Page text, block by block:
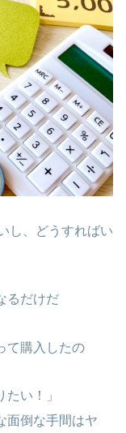
し、どうすればい
るだけだ
て購入したの
たい！」
面倒な手間はヤ